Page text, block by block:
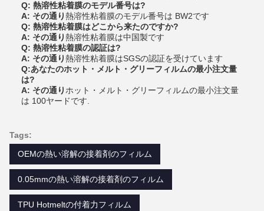
Q: 熱溶性粘着膜のモデル番号は?
A: その通り熱溶性粘着膜のモデル番号は BW2です
Q: 熱溶性粘着膜はどこから来たのですか?
A: その通り熱溶性粘着膜は中国製です
Q: 熱溶性粘着膜の認証は?
A: その通り熱溶性粘着膜はSGSの認証を受けています
Q:あなたのホット・メルト・グリーフィルムの最小注文量
は?
A: その通り ホット・メルト・グリーフィルムの最小注文量
は 100ヤードです.
Tags:
OEMの熱い溶解の接着剤のフィルム
0.05mmの熱い溶解の接着剤のフィルム
TPU Hotmeltの付着力フィルム